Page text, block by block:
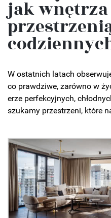
jak wnętrza
W ostatnich latach
co prawdziwe, zarówno w
erze perfekcyjnych,
szukamy przestrzeni, które